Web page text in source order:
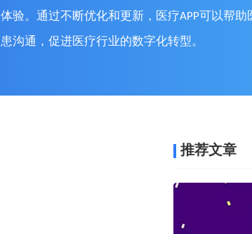
体验。通过不断优化和更新，医疗APP可以帮
患沟通，促进医疗行业的数字化转型。
推荐文章